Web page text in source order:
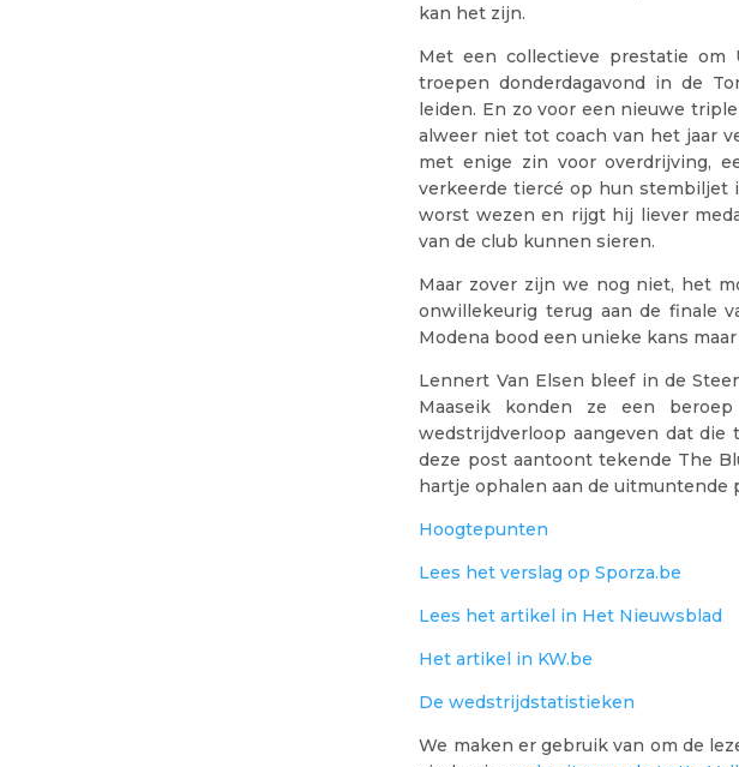
kan het zijn.
Met een collectieve prestatie om
troepen donderdagavond in de
leiden. En zo voor een nieuwe
alweer niet tot coach van het jaar
met enige zin voor overdrijving,
verkeerde tiercé op hun stembiljet
worst wezen en rijgt hij liever
van de club kunnen sieren.
Maar zover zijn we nog niet, het
onwillekeurig terug aan de finale
Modena bood een unieke kans
Lennert Van Elsen bleef in de
Maaseik konden ze een
wedstrijdverloop aangeven dat
deze post aantoont tekende The
hartje ophalen aan de uitmuntende
Hoogtepunten
Lees het verslag op Sporza.be
Lees het artikel in Het Nieuwsblad
Het artikel in KW.be
De wedstrijdstatistieken
We maken er gebruik van om de